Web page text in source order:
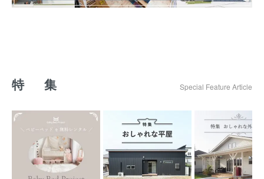
特 集 Special Feature Article